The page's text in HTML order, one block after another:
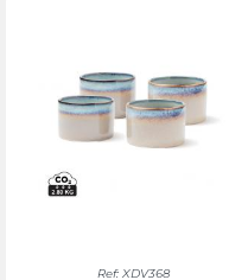
Ref: XDV368